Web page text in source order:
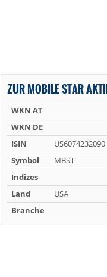
ZUR MOBILE STAR
WKN AT
WKN DE
ISIN
US6074232090
Symbol
MBST
Indizes
Land
USA
Branche